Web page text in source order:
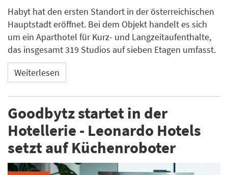
Habyt hat den ersten Standort in der österreichischen
Hauptstadt eröffnet. Bei dem Objekt handelt es sich
um ein Aparthotel für Kurz- und Langzeitaufenthalte,
das insgesamt 319 Studios auf sieben Etagen umfasst.
Weiterlesen
Goodbytz startet in der
Hotellerie - Leonardo Hotels
setzt auf Küchenroboter